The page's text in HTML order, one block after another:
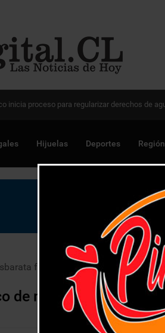
avanza en Chile para optimizar proyectos
Hijuelas Deportes Región
foco de microtráfico
de microtráfico